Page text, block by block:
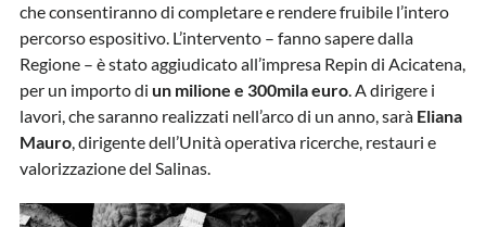
che consentiranno di completare e rendere fruibile l’intero
percorso espositivo. L’intervento – fanno sapere dalla
Regione – è stato aggiudicato all’impresa Repin di Acicatena,
per un importo di un milione e 300mila euro. A dirigere i
lavori, che saranno realizzati nell’arco di un anno, saràEliana
Mauro, dirigente dell’Unità operativa ricerche, restauri e
valorizzazione del Salinas.